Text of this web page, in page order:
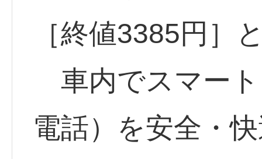
［終値3385円］
車内でスマー
電話）を安全・